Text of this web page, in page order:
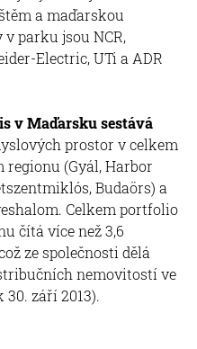
a maďarskou
parku jsou NCR,
Electric, UTi a ADR
v Maďarsku sestává
prostor v celkem
regionu (Gyál, Harbor
Budaörs) a
Celkem portfolio
čítá více než 3,6
ze společnosti dělá
nemovitostí ve
září 2013).